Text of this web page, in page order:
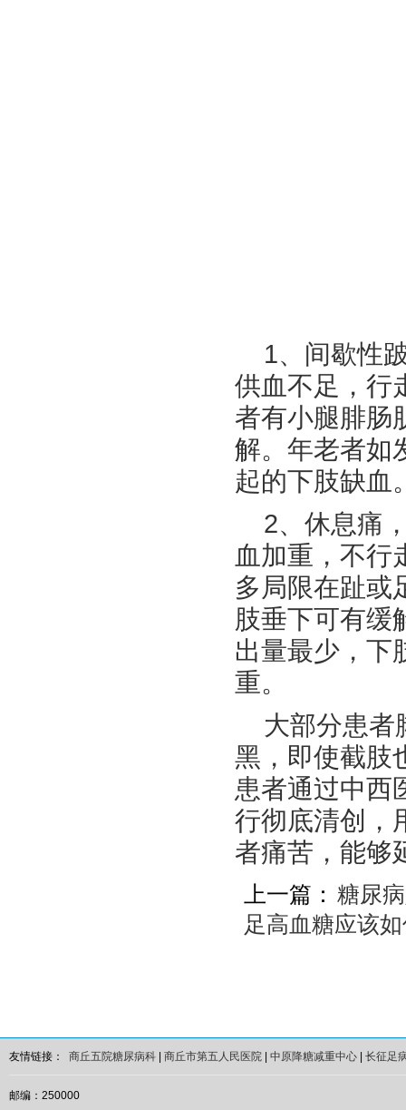
1、间歇性
供血不足，行
者有小腿腓肠
解。年老者如
起的下肢缺血
2、休息痛
血加重，不行
多局限在趾或
肢垂下可有缓
出量最少，下
重。
大部分患者
黑，即使截肢
患者通过中西
行彻底清创，
者痛苦，能够
上一篇： 糖尿
足高血糖应该
友情链接： 商丘五院糖尿病科 商丘市第五人民医院 中原降糖减重中心 长征足
邮编：250000